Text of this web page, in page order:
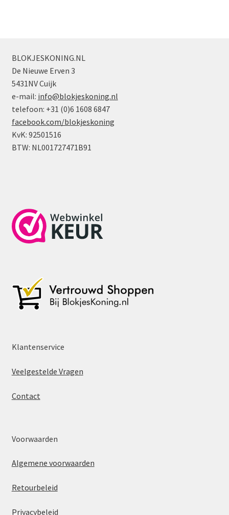
BLOKJESKONING.NL
De Nieuwe Erven 3
5431NV Cuijk
e-mail: info@blokjeskoning.nl
telefoon: +31 (0)6 1608 6847
facebook.com/blokjeskoning
KvK: 92501516
BTW: NL001727471B91
Klantenservice
Veelgestelde Vragen
Contact
Voorwaarden
Algemene voorwaarden
Retourbeleid
Privacybeleid